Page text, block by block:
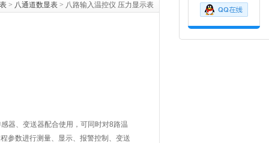
> 八通道数显表 > 八路输入温控仪 压力显示表
器、变送器配合使用，可同时对8路温
参数进行测量、显示、报警控制、变送